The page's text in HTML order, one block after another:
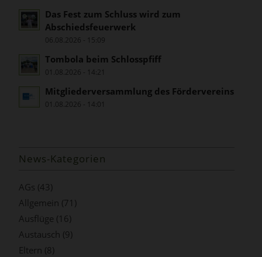
Das Fest zum Schluss wird zum
Abschiedsfeuerwerk
06.08.2026 - 15:09
Tombola beim Schlosspfiff
01.08.2026 - 14:21
Mitgliederversammlung des Fördervereins
01.08.2026 - 14:01
News-Kategorien
AGs (43)
Allgemein (71)
Ausflüge (16)
Austausch (9)
Eltern (8)